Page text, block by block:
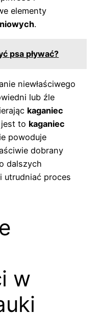
elementy
.
psa pływać?
niewłaściwego
lub źle
kaganiec
to kaganiec
powoduje
dobrany
dalszych
utrudniać proces
w